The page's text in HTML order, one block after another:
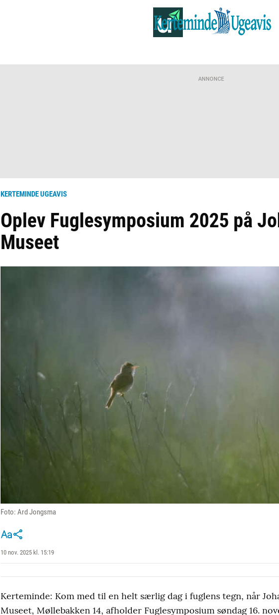
ANNONCE
KERTEMINDE UGEAVIS
Oplev Fuglesymposium 2025 på
Museet
Foto: Ard Jongsma
10 nov. 2025 kl. 15:19
Kerteminde: Kom med til en helt særlig dag i fuglens tegn, når
Museet, Møllebakken 14, afholder Fuglesymposium søndag 16.